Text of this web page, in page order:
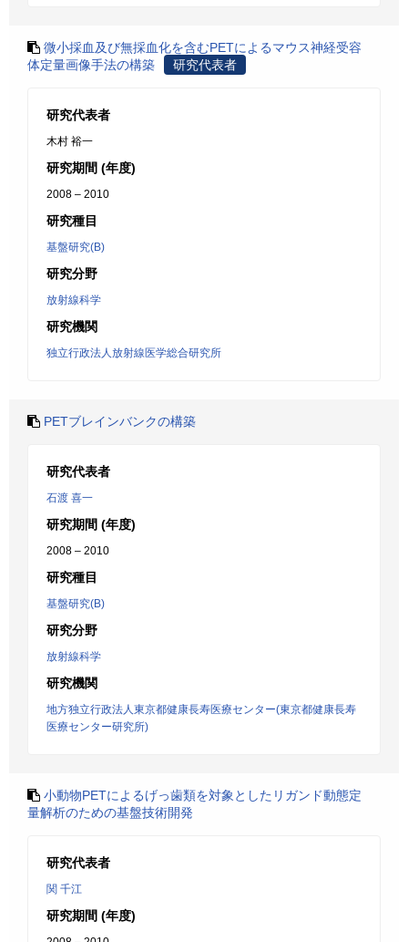
微小採血及び無採血化を含むPETによるマウス神経受容
体定量画像手法の構築
研究代表者
研究代表者
木村 裕一
研究期間 (年度)
2008 – 2010
研究種目
基盤研究(B)
研究分野
放射線科学
研究機関
独立行政法人放射線医学総合研究所
PETブレインバンクの構築
研究代表者
石渡 喜一
研究期間 (年度)
2008 – 2010
研究種目
基盤研究(B)
研究分野
放射線科学
研究機関
地方独立行政法人東京都健康長寿医療センター(東京都健康長寿
医療センター研究所)
小動物PETによるげっ歯類を対象としたリガンド動態定
量解析のための基盤技術開発
研究代表者
関 千江
研究期間 (年度)